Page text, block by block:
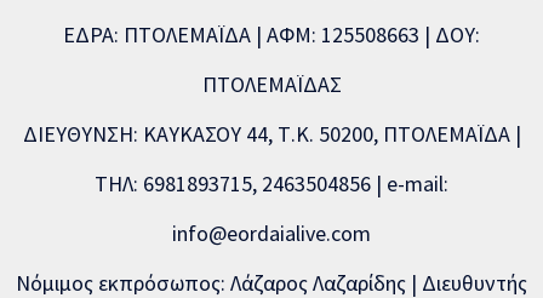
ΕΔΡΑ: ΠΤΟΛΕΜΑΪΔΑ | ΑΦΜ: 125508663 | ΔΟΥ:
ΠΤΟΛΕΜΑΪΔΑΣ
ΔΙΕΥΘΥΝΣΗ: ΚΑΥΚΑΣΟΥ 44, Τ.Κ. 50200, ΠΤΟΛΕΜΑΪΔΑ |
ΤΗΛ: 6981893715, 2463504856 | e-mail:
info@eordaialive.com
Νόμιμος εκπρόσωπος: Λάζαρος Λαζαρίδης | Διευθυντής